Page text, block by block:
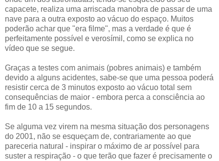
capacete, realiza uma arriscada manobra de passar de uma
nave para a outra exposto ao vácuo do espaço. Muitos
poderão achar que "era filme", mas a verdade é que é
perfeitamente possível e verosímil, como se explica no
vídeo que se segue.
Graças a testes com animais (pobres animais) e também
devido a alguns acidentes, sabe-se que uma pessoa poderá
resistir cerca de 3 minutos exposto ao vácuo total sem
consequências de maior - embora perca a consciência ao
fim de 10 a 15 segundos.
Se alguma vez virem na mesma situação dos personagens
do 2001, não se esqueçam de, contrariamente ao que
pareceria natural - inspirar o máximo de ar possível para
suster a respiração - o que terão que fazer é precisamente o